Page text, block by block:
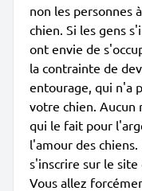
non les personnes
chien. Si les gens
ont envie de
la contrainte de
entourage, qui n'a
votre chien. Aucun
qui le fait pour
l'amour des
s'inscrire sur le
Vous allez